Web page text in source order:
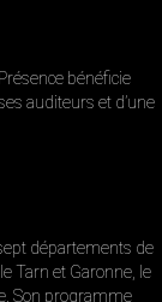
bénéficie
auditeurs et d’une
départements de
Tarn et Garonne, le
Son programme